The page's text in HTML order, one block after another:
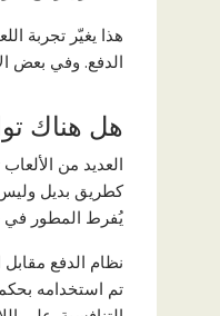
هذا يغيّر تجربة
الدفع. وفي بعض
هل هناك
العديد من
كطريق بديل وليس
يُفرط المطور في
نظام الدفع
تم استخدامه